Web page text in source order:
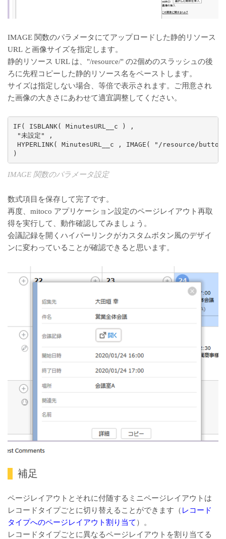
IMAGE 関数のパラメータにてアップロードした静的リソース
URL と画像サイズを指定します。
静的リソース URL は、"/resource/" の2個めのスラッシュの後
ろに先程コピーした静的リソース名をペーストします。
サイズは指定しない場合、等倍で表示されます。ご用意され
た画像の大きさにあわせて適宜調整してください。
IF( ISBLANK( MinutesURL__c ) ,
"未設定" ,
HYPERLINK( MinutesURL__c , IMAGE( "/resource/
)
IMAGE 関数のパラメータ設定
数式項目を保存して完了です。
再度、mitoco アプリケーション設定のページレイアウト再取
得を実行して、動作確認してみましょう。
会議記録を開くハイパーリンクがカスタムボタン風のデザイ
ンに変わっていることが確認できると思います。
補足
ページレイアウトとそれに付随するミニページレイアウトは
レコードタイプごとに切り替えることができます（ レコード
タイプへのページレイアウト割り当て ）。
レコードタイプごとに異なるページレイアウトを割り当てる